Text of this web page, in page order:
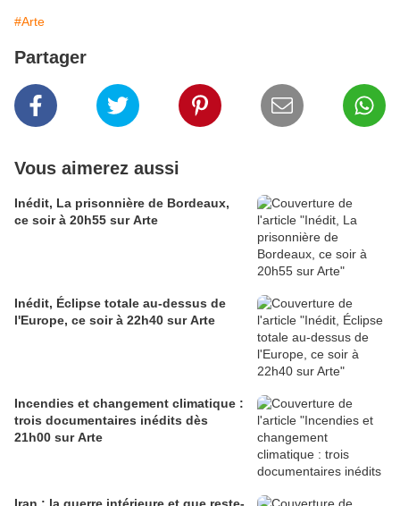
#Arte
Partager
Vous aimerez aussi
Inédit, La prisonnière de Bordeaux,
ce soir à 20h55 sur Arte
Inédit, Éclipse totale au-dessus de
l'Europe, ce soir à 22h40 sur Arte
Incendies et changement climatique :
trois documentaires inédits dès
21h00 sur Arte